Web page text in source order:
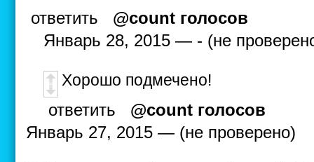
ответить
@count голосов
Январь 28, 2015 — - (не
Хорошо подмечено!
ответить
@count голосов
Январь 27, 2015 — (не проверено)